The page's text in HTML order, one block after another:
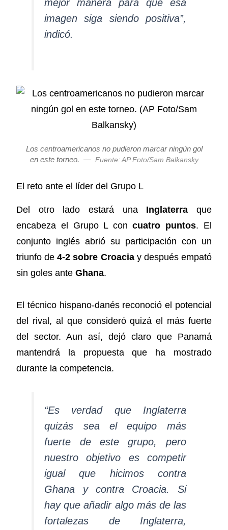
mejor manera para que esa
imagen siga siendo positiva”,
indicó.
Los centroamericanos no pudieron marcar ningún gol
en este torneo. — Fuente: AP Foto/Sam Balkansky
El reto ante el líder del Grupo L
Del otro lado estará una Inglaterra que
encabeza el Grupo L concuatro puntos. El
conjunto inglés abrió su participación con un
triunfo de4-2 sobre Croaciay después empató
sin goles anteGhana.
El técnico hispano-danés reconoció el potencial
del rival, al que consideró quizá el más fuerte
del sector. Aun así, dejó claro que Panamá
mantendrá la propuesta que ha mostrado
durante la competencia.
“Es verdad que Inglaterra
quizás sea el equipo más
fuerte de este grupo, pero
nuestro objetivo es competir
igual que hicimos contra
Ghana y contra Croacia. Si
hay que añadir algo más de las
fortalezas de Inglaterra,